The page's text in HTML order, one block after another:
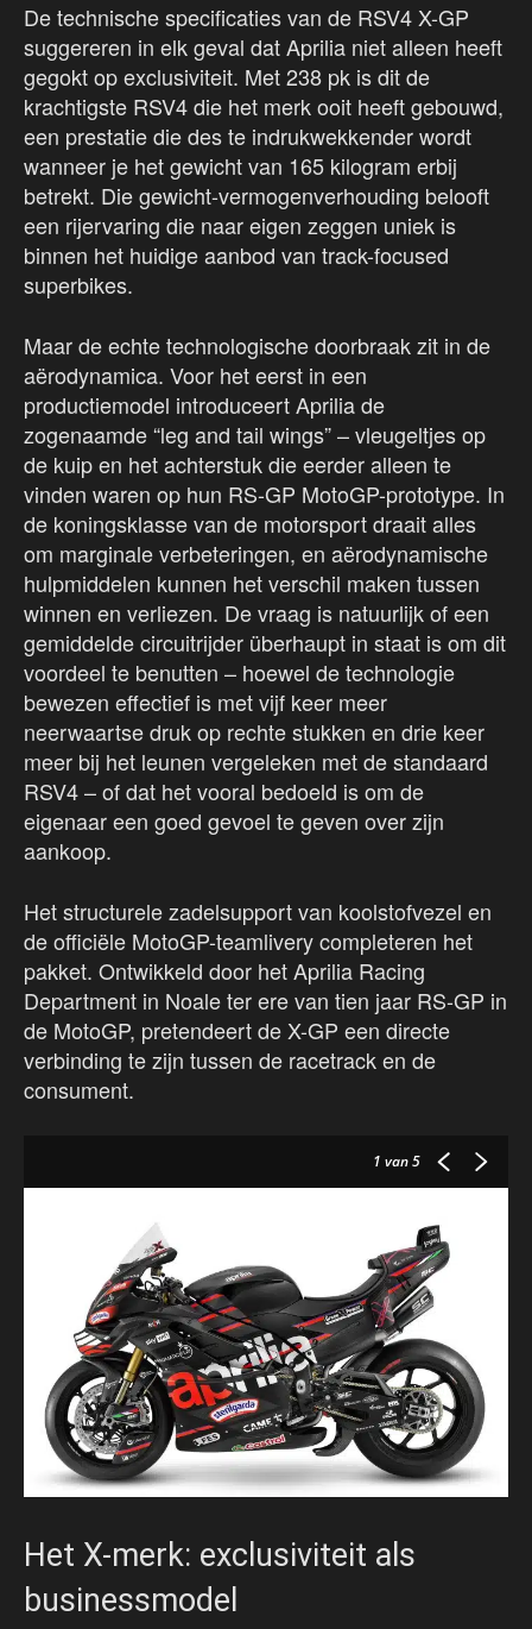
De technische specificaties van de RSV4 X-GP
suggereren in elk geval dat Aprilia niet alleen heeft
gegokt op exclusiviteit. Met 238 pk is dit de
krachtigste RSV4 die het merk ooit heeft gebouwd,
een prestatie die des te indrukwekkender wordt
wanneer je het gewicht van 165 kilogram erbij
betrekt. Die gewicht-vermogenverhouding belooft
een rijervaring die naar eigen zeggen uniek is
binnen het huidige aanbod van track-focused
superbikes.
Maar de echte technologische doorbraak zit in de
aërodynamica. Voor het eerst in een
productiemodel introduceert Aprilia de
zogenaamde “leg and tail wings” – vleugeltjes op
de kuip en het achterstuk die eerder alleen te
vinden waren op hun RS-GP MotoGP-prototype. In
de koningsklasse van de motorsport draait alles
om marginale verbeteringen, en aërodynamische
hulpmiddelen kunnen het verschil maken tussen
winnen en verliezen. De vraag is natuurlijk of een
gemiddelde circuitrijder überhaupt in staat is om dit
voordeel te benutten – hoewel de technologie
bewezen effectief is met vijf keer meer
neerwaartse druk op rechte stukken en drie keer
meer bij het leunen vergeleken met de standaard
RSV4 – of dat het vooral bedoeld is om de
eigenaar een goed gevoel te geven over zijn
aankoop.
Het structurele zadelsupport van koolstofvezel en
de officiële MotoGP-teamlivery completeren het
pakket. Ontwikkeld door het Aprilia Racing
Department in Noale ter ere van tien jaar RS-GP in
de MotoGP, pretendeert de X-GP een directe
verbinding te zijn tussen de racetrack en de
consument.
1 van 5
Het X-merk: exclusiviteit als
businessmodel